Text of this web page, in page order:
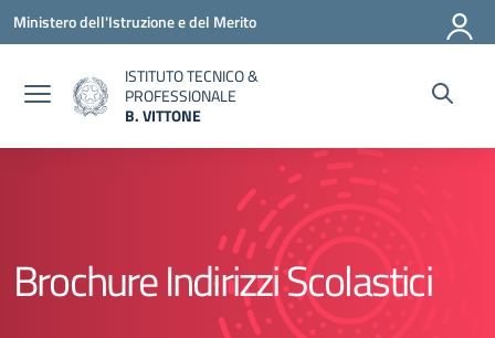
Vai ai contenuti
Vai al menu di navigazione
Vai al footer
Ministero dell'Istruzione e del Merito
ISTITUTO TECNICO &
PROFESSIONALE
B. VITTONE
Brochure Indirizzi Scolastici